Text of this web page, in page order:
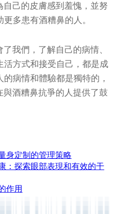
己的皮膚感到羞愧，並努
多患有酒糟鼻的人。
我們，了解自己的病情、
方式和接受自己，都是成
病情和體驗都是獨特的，
與酒糟鼻抗爭的人提供了鼓
身定制的管理策略
：探索眼部表現和有效的干
作用